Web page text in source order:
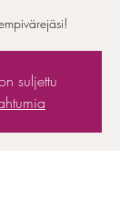
suljettu